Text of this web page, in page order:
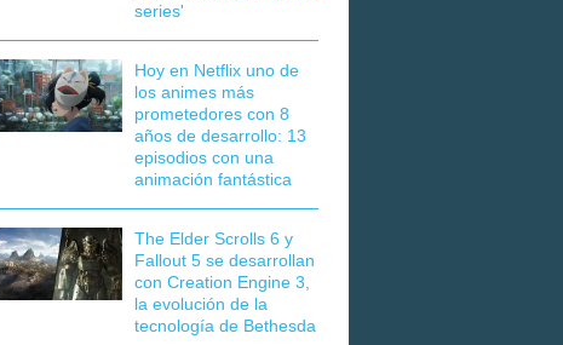
series'
Hoy en Netflix uno de
los animes más
prometedores con 8
años de desarrollo: 13
episodios con una
animación fantástica
The Elder Scrolls 6 y
Fallout 5 se desarrollan
con Creation Engine 3,
la evolución de la
tecnología de Bethesda